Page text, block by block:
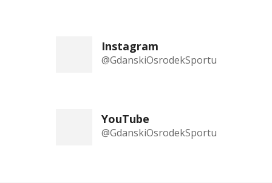
Instagram
@GdanskiOsrodekSportu
YouTube
@GdanskiOsrodekSportu